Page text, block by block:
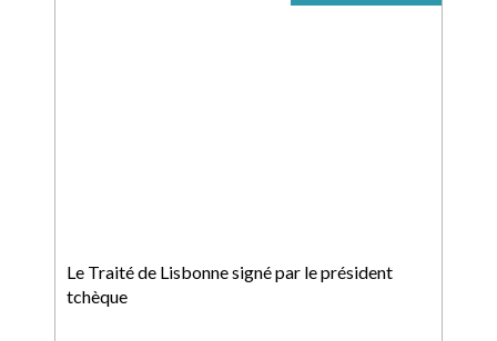
Le Traité de Lisbonne signé par le président
tchèque